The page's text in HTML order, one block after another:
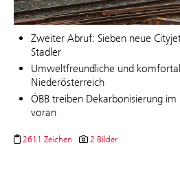
Zweiter Abruf: Sieben neue
Stadler
Umweltfreundliche und
Niederösterreich
ÖBB treiben Dekarbonisierung
voran
2611 Zeichen 2 Bilder